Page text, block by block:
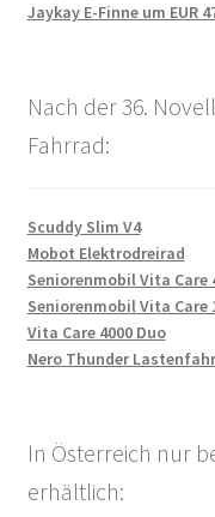
Jaykay E-Finne um EUR
Nach der 36.
Fahrrad:
Scuddy Slim V4
Mobot Elektrodreirad
Seniorenmobil Vita Care
Seniorenmobil Vita Care
Vita Care 4000 Duo
Nero Thunder
In Österreich nur
erhältlich: